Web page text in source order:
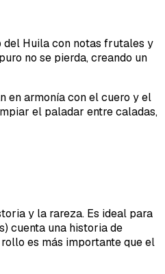
del Huila con notas frutales y
no se pierda, creando un
en armonía con el cuero y el
el paladar entre caladas,
y la rareza. Es ideal para
cuenta una historia de
es más importante que el